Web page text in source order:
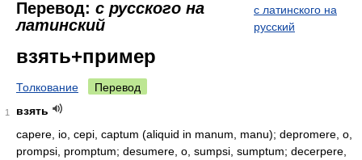
Перевод: с русского на
латинский
с латинского на
русский
взять+пример
Толкование Перевод
1
взять
capere, io, cepi, captum (aliquid in manum, manu); depromere, o,
prompsi, promptum; desumere, o, sumpsi, sumptum; decerpere,